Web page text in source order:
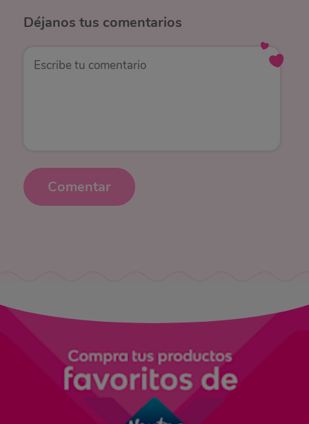
Déjanos tus comentarios
Comentar